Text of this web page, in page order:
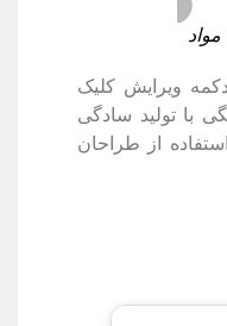
ویرایش کلیک
با تولید سادگی
از طراحان